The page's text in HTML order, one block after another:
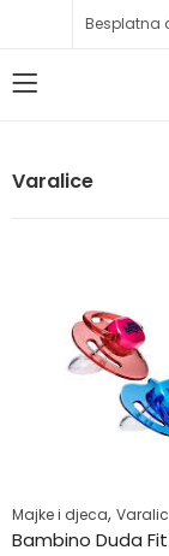
Besplatna
Varalice
Majke i djeca,